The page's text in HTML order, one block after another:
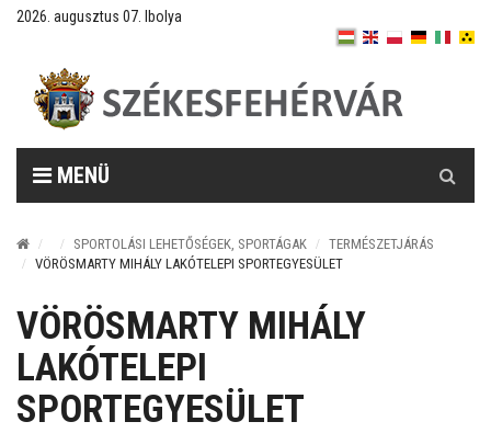
2026. augusztus 07. Ibolya
MENÜ
SPORTOLÁSI LEHETŐSÉGEK, SPORTÁGAK
TERMÉSZETJÁRÁS
VÖRÖSMARTY MIHÁLY LAKÓTELEPI SPORTEGYESÜLET
VÖRÖSMARTY MIHÁLY
LAKÓTELEPI
SPORTEGYESÜLET